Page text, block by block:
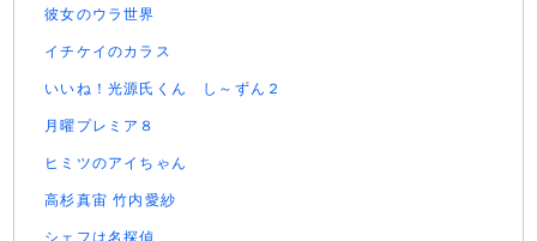
彼女のウラ世界
イチケイのカラス
いいね！光源氏くん し～ずん２
月曜プレミア８
ヒミツのアイちゃん
高杉真宙 竹内愛紗
シェフは名探偵